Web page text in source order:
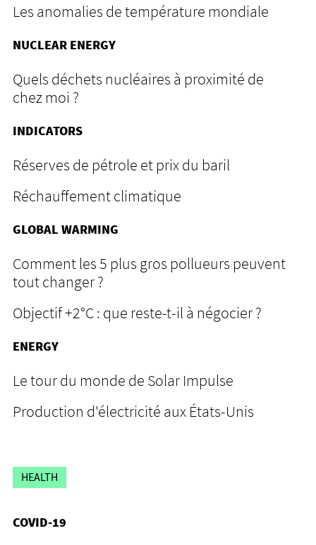
Les anomalies de température mondiale
NUCLEAR ENERGY
Quels déchets nucléaires à proximité de
chez moi ?
INDICATORS
Réserves de pétrole et prix du baril
Réchauffement climatique
GLOBAL WARMING
Comment les 5 plus gros pollueurs peuvent
tout changer ?
Objectif +2°C : que reste-t-il à négocier ?
ENERGY
Le tour du monde de Solar Impulse
Production d'électricité aux États-Unis
HEALTH
COVID-19